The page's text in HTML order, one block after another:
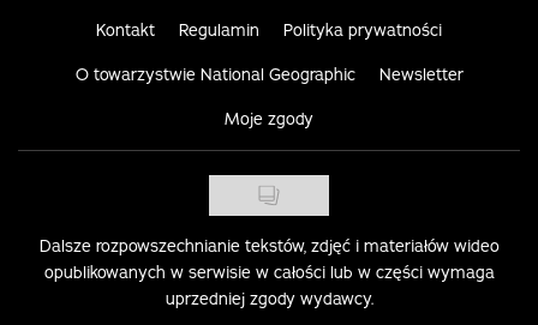
Kontakt Regulamin Polityka prywatności
O towarzystwie National Geographic Newsletter
Moje zgody
Dalsze rozpowszechnianie tekstów, zdjęć i materiałów wideo
opublikowanych w serwisie w całości lub w części wymaga
uprzedniej zgody wydawcy.